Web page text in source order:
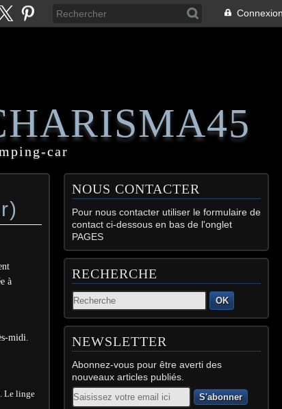
Connexion
car
à
midi.
Le linge
NOUS CONTACTER
Pour nous contacter utiliser le formulaire de
contact ci-dessous en bas de l'onglet
PAGES
RECHERCHE
OK
NEWSLETTER
Abonnez-vous pour être averti des
nouveaux articles publiés.
Email